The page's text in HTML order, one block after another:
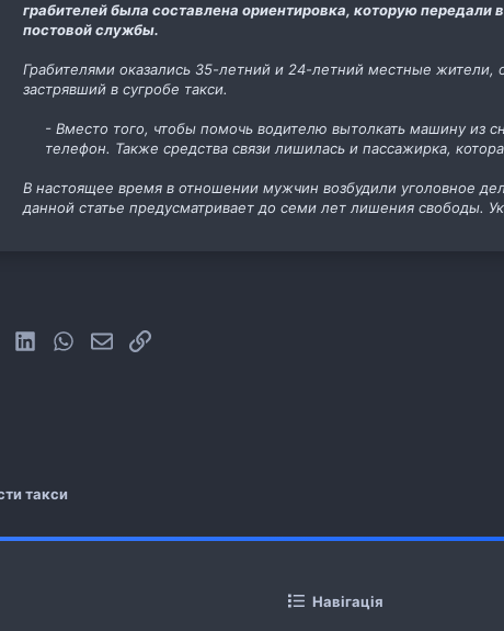
грабителей была составлена ориентировка, которую
постовой службы.
Грабителями оказались 35-летний и 24-летний местные
застрявший в сугробе такси.
- Вместо того, чтобы помочь водителю вытолкать машину из
телефон. Также средства связи лишилась и пассажирка,
В настоящее время в отношении мужчин возбудили уголовное
данной статье предусматривает до семи лет лишения свободы.
LinkedInWhatsApp
E-mailПосилання
такси
Навігація